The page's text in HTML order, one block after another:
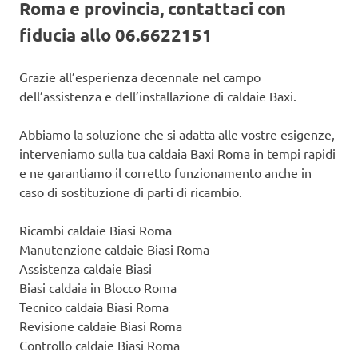
Roma e provincia, contattaci con
fiducia allo 06.6622151
Grazie all’esperienza decennale nel campo
dell’assistenza e dell’installazione di caldaie Baxi.
Abbiamo la soluzione che si adatta alle vostre esigenze,
interveniamo sulla tua caldaia Baxi Roma in tempi rapidi
e ne garantiamo il corretto funzionamento anche in
caso di sostituzione di parti di ricambio.
Ricambi caldaie Biasi Roma
Manutenzione caldaie Biasi Roma
Assistenza caldaie Biasi
Biasi caldaia in Blocco Roma
Tecnico caldaia Biasi Roma
Revisione caldaie Biasi Roma
Controllo caldaie Biasi Roma